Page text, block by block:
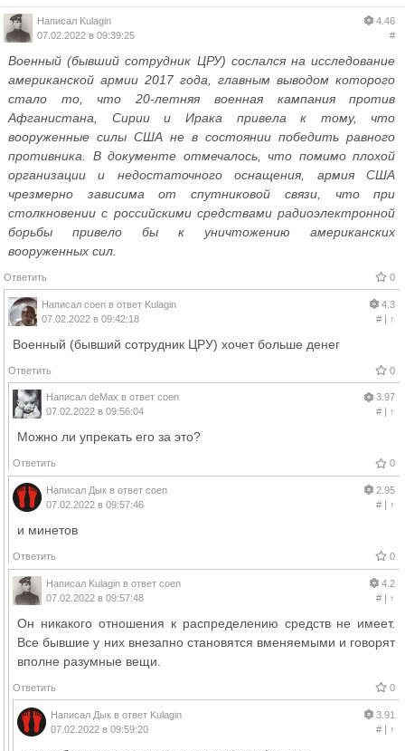
Написал Kulagin
07.02.2022 в 09:39:25
4.46
#
Военный (бывший сотрудник ЦРУ) сослался на исследование
американской армии 2017 года, главным выводом которого
стало то, что 20-летняя военная кампания против
Афганистана, Сирии и Ирака привела к тому, что
вооруженные силы США не в состоянии победить равного
противника. В документе отмечалось, что помимо плохой
организации и недостаточного оснащения, армия США
чрезмерно зависима от спутниковой связи, что при
столкновении с российскими средствами радиоэлектронной
борьбы привело бы к уничтожению американских
вооруженных сил.
Ответить 0
Написал coen в ответ Kulagin
07.02.2022 в 09:42:18
4.3
#| ↑
Военный (бывший сотрудник ЦРУ) хочет больше денег
Ответить 0
Написал deMax в ответ coen
07.02.2022 в 09:56:04
3.97
#| ↑
Можно ли упрекать его за это?
Ответить 0
Написал Дык в ответ coen
07.02.2022 в 09:57:46
2.95
#| ↑
и минетов
Ответить 0
Написал Kulagin в ответ coen
07.02.2022 в 09:57:48
4.2
#| ↑
Он никакого отношения к распределению средств не имеет.
Все бывшие у них внезапно становятся вменяемыми и говорят
вполне разумные вещи.
Ответить 0
Написал Дык в ответ Kulagin
07.02.2022 в 09:59:20
3.91
#| ↑